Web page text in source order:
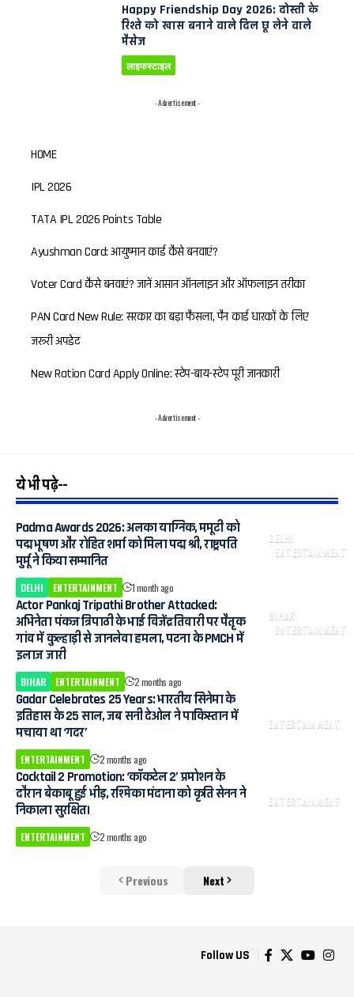
Happy Friendship Day 2026: दोस्ती के
रिश्ते को खास बनाने वाले दिल छू लेने वाले
मैसेज
लाइफस्टाइल
- Advertisement -
HOME
IPL 2026
TATA IPL 2026 Points Table
Ayushman Card: आयुष्मान कार्ड कैसे बनवाएं?
Voter Card कैसे बनवाएं? जानें आसान ऑनलाइन और ऑफलाइन तरीका
PAN Card New Rule: सरकार का बड़ा फैसला, पैन कार्ड धारकों के लिए
जरूरी अपडेट
New Ration Card Apply Online: स्टेप-बाय-स्टेप पूरी जानकारी
- Advertisement -
ये भी पढ़े--
DELHI
ENTERTAINMENT
Padma Awards 2026: अलका याग्निक, ममूटी को
पद्म भूषण और रोहित शर्मा को मिला पद्म श्री, राष्ट्रपति
मुर्मू ने किया सम्मानित
DELHI ENTERTAINMENT 1 month ago
BIHAR
ENTERTAINMENT
Actor Pankaj Tripathi Brother Attacked:
अभिनेता पंकज त्रिपाठी के भाई विजेंद्र तिवारी पर पैतृक
गांव में कुल्हाड़ी से जानलेवा हमला, पटना के PMCH में
इलाज जारी
BIHAR ENTERTAINMENT 2 months ago
ENTERTAINMENT
Gadar Celebrates 25 Years: भारतीय सिनेमा के
इतिहास के 25 साल, जब सनी देओल ने पाकिस्तान में
मचाया था ‘गदर’
ENTERTAINMENT 2 months ago
ENTERTAINMENT
Cocktail 2 Promotion: ‘कॉकटेल 2’ प्रमोशन के
दौरान बेकाबू हुई भीड़, रश्मिका मंदाना को कृति सेनन ने
निकाला सुरक्षित।
ENTERTAINMENT 2 months ago
Previous Next
Follow US